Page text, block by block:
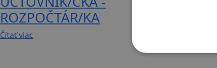
ROZPOČTÁR/KA
Čítať viac